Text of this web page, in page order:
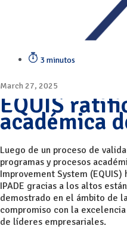
3 minutos
March 27, 2025
EQUIS
académica
Luego de un proceso de
programas y procesos
Improvement System
IPADE gracias a los altos
demostrado en el ámbito de
compromiso con la
de líderes empresariales.